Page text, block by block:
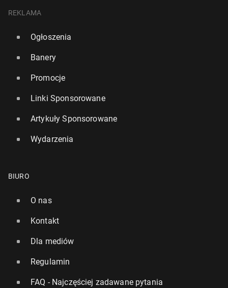
REKLAMA
Ogłoszenia
Banery
Promocje
Linki Sponsorowane
Artykuły Sponsorowane
Wydarzenia
BIURO
O nas
Kontakt
Dla mediów
Regulamin
FAQ - Najczęściej zadawane pytania